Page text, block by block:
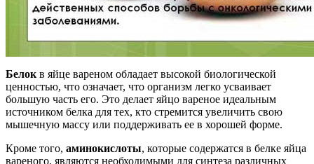
Белок в яйце вареном обладает высокой биологической
ценностью, что означает, что организм легко усваивает
большую часть его. Это делает яйцо вареное идеальным
источником белка для тех, кто стремится увеличить свою
мышечную массу или поддерживать ее в хорошей форме.
Кроме того, аминокислоты, которые содержатся в белке яйца
вареного, являются необходимыми для синтеза различных